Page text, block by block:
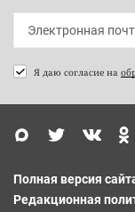
Я даю согласие на
Полная версия
Редакционная